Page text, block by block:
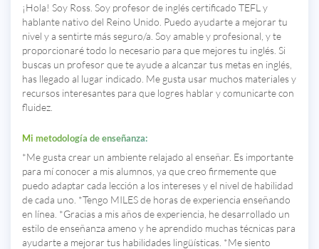
¡Hola! Soy Ross. Soy profesor de inglés certificado TEFL y
hablante nativo del Reino Unido. Puedo ayudarte a mejorar tu
nivel y a sentirte más seguro/a. Soy amable y profesional, y te
proporcionaré todo lo necesario para que mejores tu inglés. Si
buscas un profesor que te ayude a alcanzar tus metas en inglés,
has llegado al lugar indicado. Me gusta usar muchos materiales y
recursos interesantes para que logres hablar y comunicarte con
fluidez.
Mi metodología de enseñanza:
*Me gusta crear un ambiente relajado al enseñar. Es importante
para mí conocer a mis alumnos, ya que creo firmemente que
puedo adaptar cada lección a los intereses y el nivel de habilidad
de cada uno. *Tengo MILES de horas de experiencia enseñando
en línea. *Gracias a mis años de experiencia, he desarrollado un
estilo de enseñanza ameno y he aprendido muchas técnicas para
ayudarte a mejorar tus habilidades lingüísticas. *Me siento